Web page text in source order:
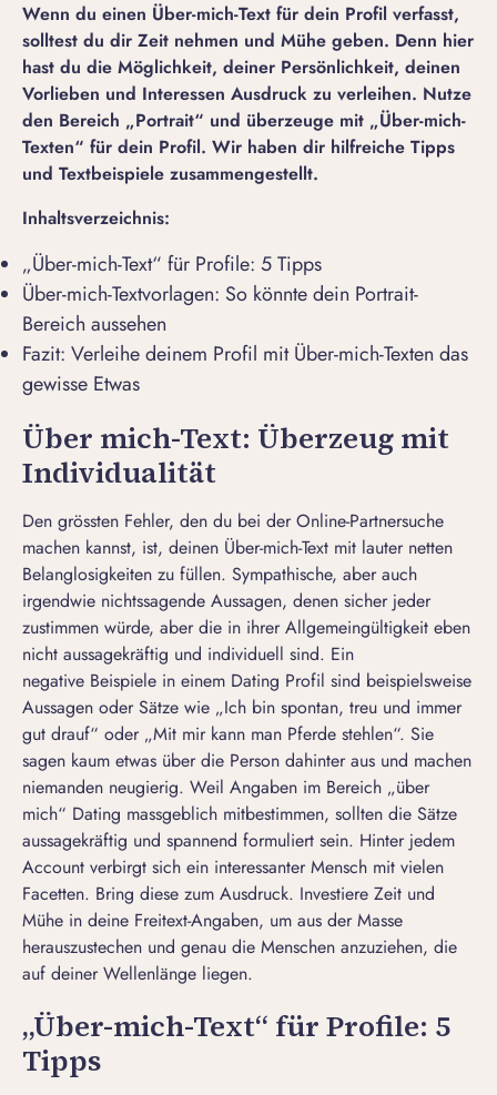
Wenn du einen Über-mich-Text für dein Profil verfasst,
solltest du dir Zeit nehmen und Mühe geben. Denn hier
hast du die Möglichkeit, deiner Persönlichkeit, deinen
Vorlieben und Interessen Ausdruck zu verleihen. Nutze
den Bereich „Portrait“ und überzeuge mit „Über-mich-
Texten“ für dein Profil. Wir haben dir hilfreiche Tipps
und Textbeispiele zusammengestellt.
Inhaltsverzeichnis:
„Über-mich-Text“ für Profile: 5 Tipps
Über-mich-Textvorlagen: So könnte dein Portrait-
Bereich aussehen
Fazit: Verleihe deinem Profil mit Über-mich-Texten das
gewisse Etwas
Über mich-Text: Überzeug mit
Individualität
Den grössten Fehler, den du bei der Online-Partnersuche
machen kannst, ist, deinen Über-mich-Text mit lauter netten
Belanglosigkeiten zu füllen. Sympathische, aber auch
irgendwie nichtssagende Aussagen, denen sicher jeder
zustimmen würde, aber die in ihrer Allgemeingültigkeit eben
nicht aussagekräftig und individuell sind. Ein
negative Beispiele in einem Dating Profil sind beispielsweise
Aussagen oder Sätze wie „Ich bin spontan, treu und immer
gut drauf“ oder„Mit mir kann man Pferde stehlen“. Sie
sagen kaum etwas über die Person dahinter aus und machen
niemanden neugierig. Weil Angaben im Bereich „über
mich“ Dating massgeblich mitbestimmen, sollten die Sätze
aussagekräftig und spannend formuliert sein. Hinter jedem
Account verbirgt sich ein interessanter Mensch mit vielen
Facetten. Bring diese zum Ausdruck. Investiere Zeit und
Mühe in deine Freitext-Angaben, um aus der Masse
herauszustechen und genau die Menschen anzuziehen, die
auf deiner Wellenlänge liegen.
„Über-mich-Text“ für Profile: 5
Tipps